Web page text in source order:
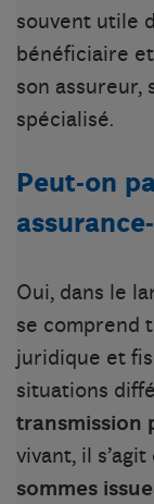
souvent utile
bénéficiaire
son
spécialisé.
Peut-on
Oui, dans le
se comprend
juridique et
situations
transmission
vivant, il s’agit
sommes